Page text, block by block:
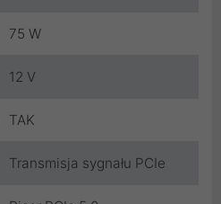
75 W
12 V
TAK
Transmisja sygnału PCIe